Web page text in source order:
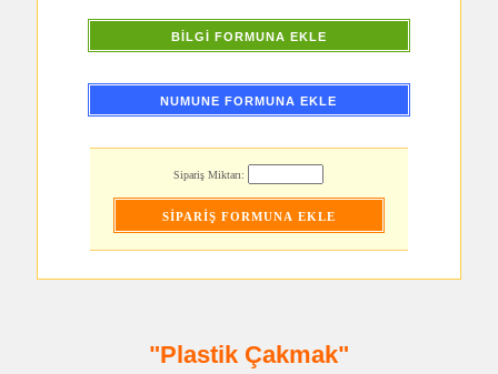
BİLGİ FORMUNA EKLE
NUMUNE FORMUNA EKLE
Sipariş Miktarı:
"Plastik Çakmak"
Çanta
PowerBank